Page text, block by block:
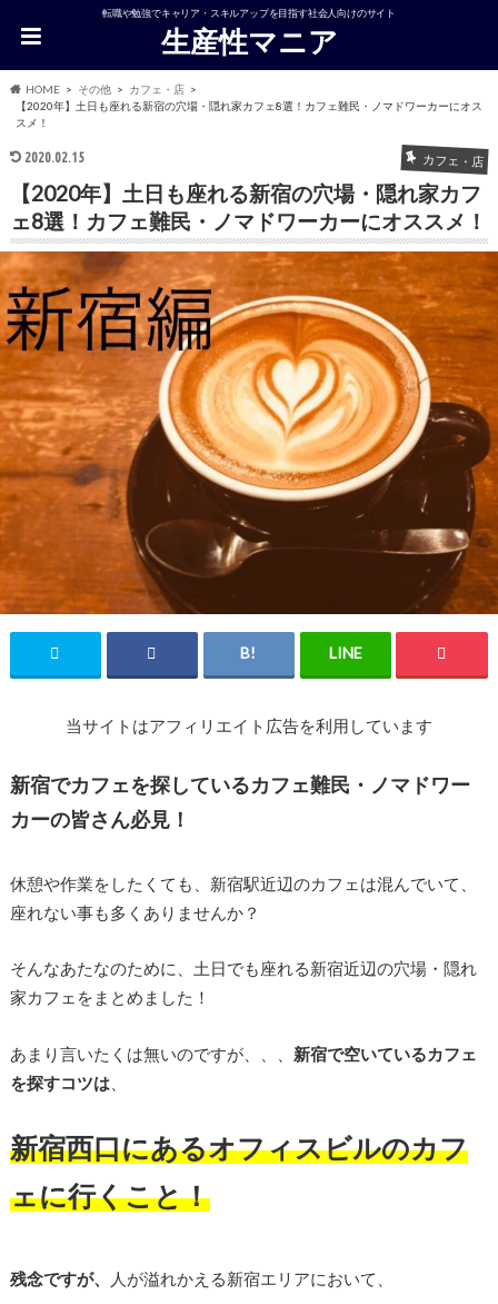
転職や勉強でキャリア・スキルアップを目指す社会人向けのサイト
生産性マニア
HOME その他
カフェ・店
【2020年】土日も座れる新宿の穴場・隠れ家カフェ8選！カフェ難民・ノマドワーカーにオス
スメ！
2020.02.15 カフェ・店
【2020年】土日も座れる新宿の穴場・隠れ家カフ
ェ8選！カフェ難民・ノマドワーカーにオススメ！
当サイトはアフィリエイト広告を利用しています
新宿でカフェを探しているカフェ難民・ノマドワー
カーの皆さん必見！
休憩や作業をしたくても、新宿駅近辺のカフェは混んでいて、
座れない事も多くありませんか？
そんなあたなのために、土日でも座れる新宿近辺の穴場・隠れ
家カフェをまとめました！
あまり言いたくは無いのですが、、、 新宿で空いているカフェ
を探すコツは、
新宿西口にあるオフィスビルのカフ
ェに行くこと！
残念ですが、 人が溢れかえる新宿エリアにおいて、